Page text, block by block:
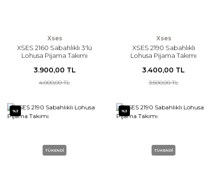
Xses
XSES 2160 Sabahlıklı 3'lü
Lohusa Pijama Takımı
3.900,00 TL
4.000,00 TL
Xses
XSES 2190 Sabahlıklı
Lohusa Pijama Takımı
3.400,00 TL
3.500,00 TL
%3
TÜKENDİ
%3
TÜKENDİ